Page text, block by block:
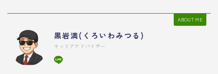
ABOUT ME
黒岩満(くろいわみつる)
キャリアアドバイザー